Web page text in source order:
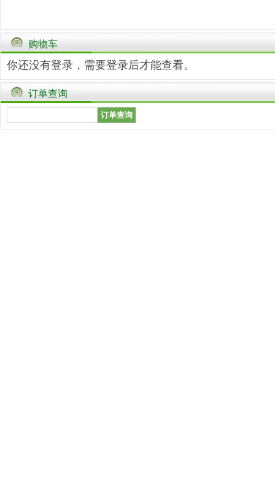
购物车
你还没有登录，需要登录后才能查看。
订单查询